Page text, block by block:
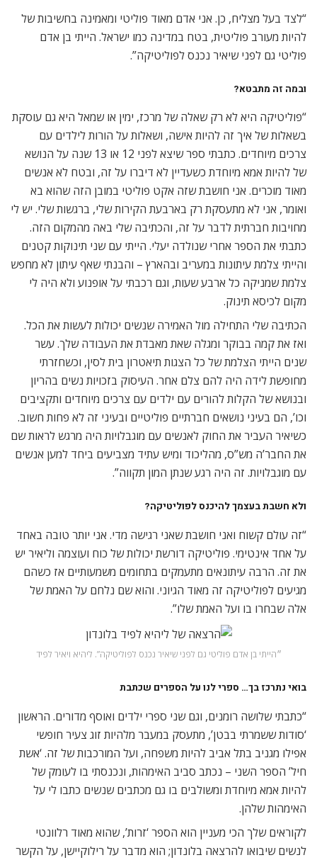
“לצד בעל מצליח, כן. אני אדם מאוד פוליטי ומאמינה בחשיבות של
להיות מעורב פוליטית, בטח במדינה כמו ישראל. הייתי בן אדם
פוליטי גם לפני שיאיר נכנס לפוליטיקה”.
ובמה זה מתבטא?
“פוליטיקה היא לא רק שאלה של מרכז, ימין או שמאל היא גם עוסקת
בשאלות של איך זה להיות אישה, ושאלות על הורות לילדים עם
צרכים מיוחדים. כתבתי ספר שיצא לפני 12 או 13 שנה על הנושא
של להיות אמא מיוחדת כשעדיין לא דיברו על זה, ובטח לא אנשים
מאוד מוכרים. אני חושבת שזה אקט פוליטי במובן הזה שהוא בא
ואומר, אני לא מתעסקת רק בארבעת הקירות שלי, ברגשות שלי. יש לי
מחויבות חברתית לדבר על זה, והכתיבה שלי באה מהמקום הזה.
כתבתי את הספר אחרי שנולדה יעלי. הייתי עם שני תינוקות קטנים
והייתי צלמת עיתונות במעריב ובהארץ – והבנתי שאף עיתון לא מחפש
צלמת שמניקה כל ארבע שעות, וגם רכבתי על אופנוע ולא היה לי
מקום לכיסא תינוק.
הכתיבה שלי התחילה מול האמירה שנשים יכולות לעשות את הכל.
ואז את קמה בבוקר ומגלה שאת מאבדת את העבודה שלך. עשר
שנים הייתי הצלמת של כל הצגות תיאטרון בית לסין, וכשחזרתי
מחופשת לידה היה להם צלם אחר. העיסוק בזכויות נשים בהריון
ובנושא של הקלות להורים עם ילדים עם צרכים מיוחדים ותקציבים
וכו’, הם בעיני נושאים חברתיים פוליטיים ובעיני זה לא פחות חשוב.
כשיאיר העביר את החוק לאנשים עם מוגבלויות היה מרגש לראות שם
את החבר’ה מש”ס, מהליכוד ומיש עתיד מצביעים ביחד למען אנשים
עם מוגבלויות. זה היה רגע שנתן המון תקווה”.
ולא חשבת בעצמך להיכנס לפוליטיקה?
“זה עולם קשוח ואני חושבת שאני רגישה מדי. אני יותר טובה באחד
על אחד אינטימי. פוליטיקה דורשת יכולות של כוח ועוצמה וליאיר יש
את זה. הרבה עיתונאים מתעמקים בתחומים משמעותיים אז כשהם
מגיעים לפוליטיקה זה מאוד הגיוני. והוא שם נלחם על האמת של
אלה שבחרו בו ועל האמת שלו”.
״הייתי בן אדם פוליטי גם לפני שיאיר נכנס לפוליטיקה”. ליהיא ויאיר לפיד
בואי נתרכז בך… ספרי לנו על הספרים שכתבת
“כתבתי שלושה רומנים, וגם שני ספרי ילדים ואוסף מדורים. הראשון
‘סודות ששמרתי בבטן’, מתעסק במעבר מלהיות זוג צעיר חופשי
אפילו מגניב בתל אביב להיות משפחה, ועל המורכבות של זה. ‘אשת
חיל’ הספר השני – נכתב סביב האימהות, ונכנסתי בו לעומק של
להיות אמא מיוחדת ומשולבים בו גם מכתבים שנשים כתבו לי על
האימהות שלהן.
לקוראים שלך הכי מעניין הוא הספר ‘זרות’, שהוא מאוד רלוונטי
לנשים שיבואו להרצאה בלונדון; הוא מדבר על רילוקיישן, על הקשר